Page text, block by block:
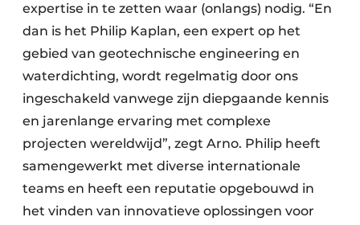
expertise in te zetten waar (onlangs) nodig. “En
dan is het Philip Kaplan, een expert op het
gebied van geotechnische engineering en
waterdichting, wordt regelmatig door ons
ingeschakeld vanwege zijn diepgaande kennis
en jarenlange ervaring met complexe
projecten wereldwijd”, zegt Arno. Philip heeft
samengewerkt met diverse internationale
teams en heeft een reputatie opgebouwd in
het vinden van innovatieve oplossingen voor